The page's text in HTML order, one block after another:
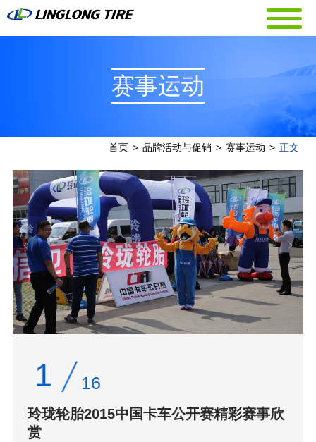
赛事运动
首页 > 品牌活动与促销 > 赛事运动 > 正文
1 16
玲珑轮胎2015中国卡车公开赛精彩赛事欣
赏